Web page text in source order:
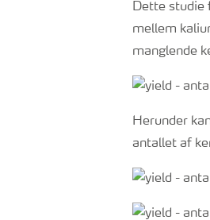
Dette studie
mellem
manglende
Herunder
antallet af